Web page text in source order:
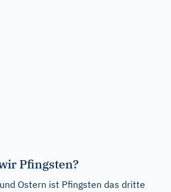
Pfingsten?
Ostern ist Pfingsten das dritte